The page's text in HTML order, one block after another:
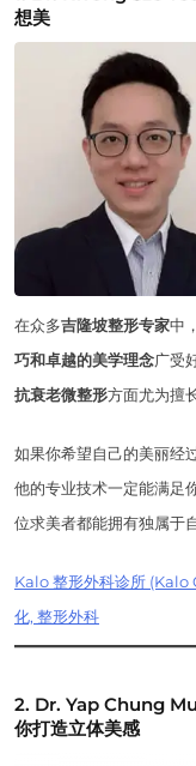
想美
在众多吉隆坡整形专家中
巧和卓越的美学理念广受
抗衰老微整形方面尤为擅
如果你希望自己的美丽经
他的专业技术一定能满足
位求美者都能拥有独属于
Kalo 整形外科诊所
化, 整形外科
2. Dr. Yap Chung
你打造立体美感